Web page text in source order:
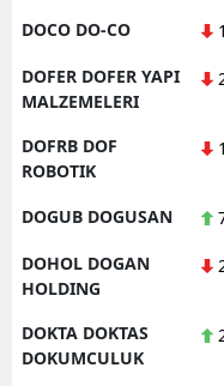
DOCO DO-CO
DOFER DOFER YAPI
MALZEMELERI
DOFRB DOF
ROBOTIK
DOGUB DOGUSAN
DOHOL DOGAN
HOLDING
DOKTA DOKTAS
DOKUMCULUK